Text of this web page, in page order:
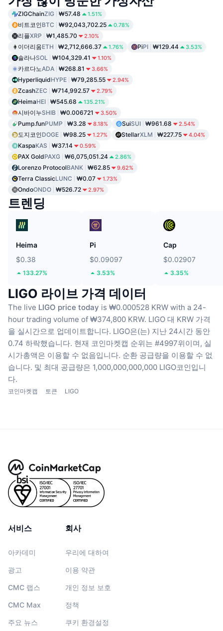
ZIGChainZIG ₩57.48 1.51%
비트코인BTC ₩92,043,702.25 0.78%
리플XRP ₩1,485.70 2.10%
이더리움ETH ₩2,712,666.37 1.76% PiPI ₩129.44 3.53%
솔라나SOL ₩104,329.41 1.10%
카르다노ADA ₩268.81 3.66%
HyperliquidHYPE ₩79,285.55 2.94%
ZcashZEC ₩714,992.57 2.79%
HeimaHEI ₩545.68 135.21%
시바이누SHIB ₩0.006721 3.50%
Pump.funPUMP ₩3.28 8.18% SuiSUI ₩961.68 2.54%
도지코인DOGE ₩98.25 1.27% StellarXLM ₩227.75 4.04%
KaspaKAS ₩37.14 0.59%
PAX GoldPAXG ₩6,075,051.24 2.86%
Lorenzo ProtocolBANK ₩62.85 9.62%
Terra ClassicLUNC ₩0.07 1.73%
OndoONDO ₩526.72 2.97%
트렌딩
Heima
$0.38
133.27%
Pi
$0.09097
3.53%
Cap
$0.02907
3.35%
LIGO 라이브 가격 데이터
The live LIGO price today is ₩0.000528 KRW with a 24-
hour trading volume of ₩374,800 KRW. LIGO 대 KRW 가격
을 실시간으로 업데이트합니다. LIGO은(는) 지난 24시간 동안
0.74 하락했습니다. 현재 코인마켓캡 순위는 #4997위이며, 실
시가총액은 이용할 수 없음입니다. 순환 공급량을 이용할 수 없
습니다. 및 최대 공급량은 1,000,000,000,000 LIGO코인입니
다.
코인마켓캡 토큰 LIGO
서비스
아카데미
광고
CMC 랩스
CMC Max
주요 뉴스
회사
우리에 대하여
이용 약관
개인 정보 보호
정책
쿠키 환경설정